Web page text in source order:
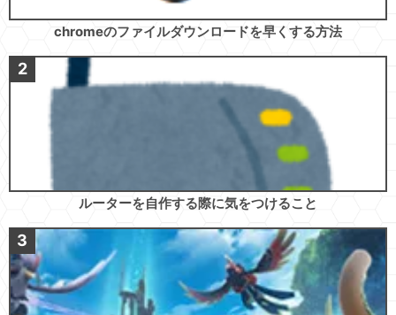
chromeのファイルダウンロードを早くする方法
ルーターを自作する際に気をつけること